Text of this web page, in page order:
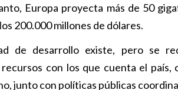
Europa proyecta más de 50
200.000 millones de dólares.
de desarrollo existe, pero se
con los que cuenta el país,
junto con políticas públicas